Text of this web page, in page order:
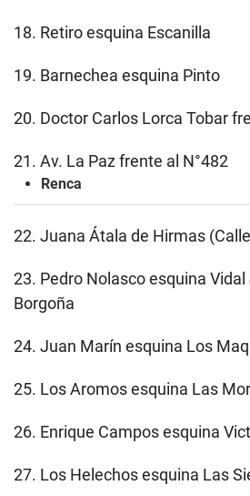
18. Retiro esquina Escanilla
19. Barnechea esquina Pinto
20. Doctor Carlos Lorca Tobar
21. Av. La Paz frente al N°482
Renca
22. Juana Átala de Hirmas
23. Pedro Nolasco esquina
Borgoña
24. Juan Marín esquina Los
25. Los Aromos esquina Las
26. Enrique Campos esquina
27. Los Helechos esquina Las